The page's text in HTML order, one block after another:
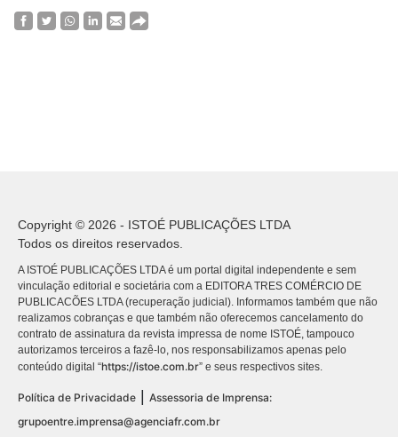
Copyright © 2026 - ISTOÉ PUBLICAÇÕES LTDA
Todos os direitos reservados.
A ISTOÉ PUBLICAÇÕES LTDA é um portal digital independente e sem
vinculação editorial e societária com a EDITORA TRES COMÉRCIO DE
PUBLICACÕES LTDA (recuperação judicial). Informamos também que não
realizamos cobranças e que também não oferecemos cancelamento do
contrato de assinatura da revista impressa de nome ISTOÉ, tampouco
autorizamos terceiros a fazê-lo, nos responsabilizamos apenas pelo
conteúdo digital “https://istoe.com.br” e seus respectivos sites.
Política de Privacidade
Assessoria de Imprensa:
grupoentre.imprensa@agenciafr.com.br